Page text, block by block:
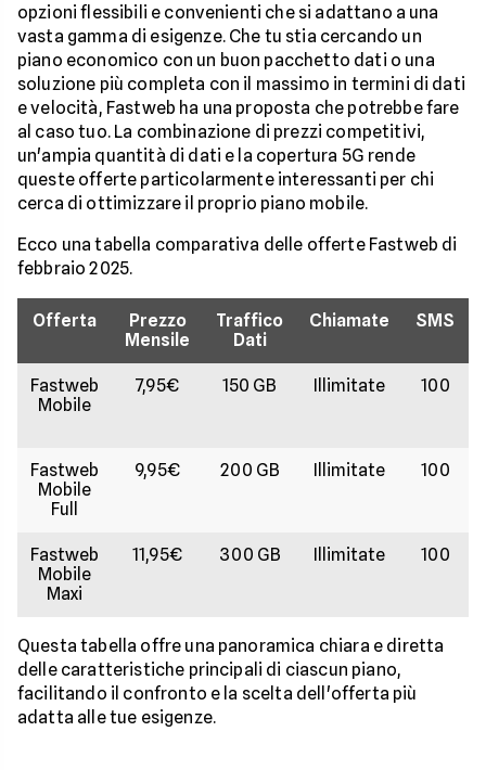
opzioni flessibili e convenienti che si adattano a una
vasta gamma di esigenze. Che tu stia cercando un
piano economico con un buon pacchetto dati o una
soluzione più completa con il massimo in termini di dati
e velocità, Fastweb ha una proposta che potrebbe fare
al caso tuo. La combinazione di prezzi competitivi,
un'ampia quantità di dati e la copertura 5G rende
queste offerte particolarmente interessanti per chi
cerca di ottimizzare il proprio piano mobile.
Ecco una tabella comparativa delle offerte Fastweb di
febbraio 2025.
Offerta
Prezzo
Mensile
Traffico
Dati
Chiamate
SMS
Fastweb
Mobile
7,95€ 150 GB Illimitate 100
Fastweb
Mobile
Full
9,95€ 200 GB Illimitate 100
Fastweb
Mobile
Maxi
11,95€ 300 GB Illimitate 100
Questa tabella offre una panoramica chiara e diretta
delle caratteristiche principali di ciascun piano,
facilitando il confronto e la scelta dell'offerta più
adatta alle tue esigenze.